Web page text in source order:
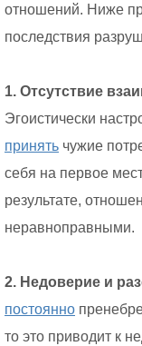
отношений. Ниже
последствия
1. Отсутствие
Эгоистически
принять чужие
себя на первое
результате,
неравноправными.
2. Недоверие и
постоянно
то это приводит к